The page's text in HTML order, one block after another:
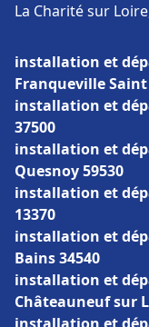
La Charité sur
installation et
Franqueville Saint
installation et
37500
installation et
Quesnoy 59530
installation et
13370
installation et
Bains 34540
installation et
Châteauneuf sur